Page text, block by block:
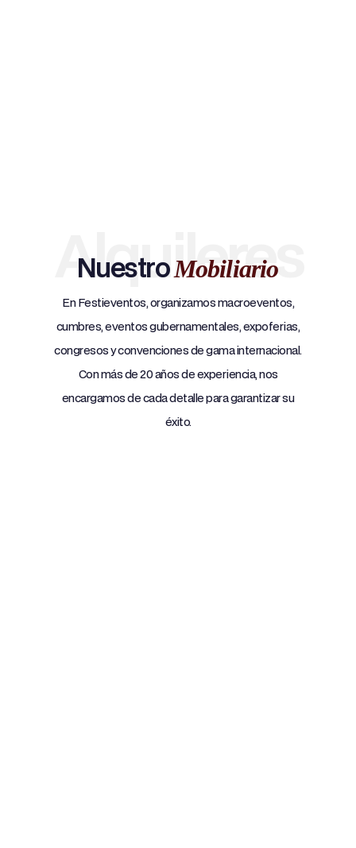
Alquileres
NuestroMobiliario
En Festieventos, organizamos macroeventos,
cumbres, eventos gubernamentales, expoferias,
congresos y convenciones de gama internacional.
Con más de 20 años de experiencia, nos
encargamos de cada detalle para garantizar su
éxito.